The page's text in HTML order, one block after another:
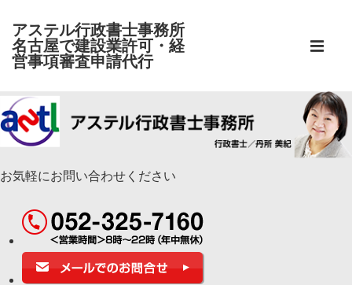
アステル行政書士事務所
名古屋で建設業許可・経
営事項審査申請代行
ナ
ビ
ゲ
ニ
ュ
メ
ツ
お気軽にお問い合わせください